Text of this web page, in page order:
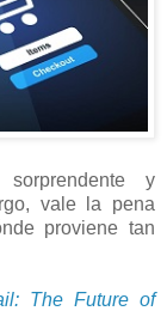
y
vale la pena
proviene tan
The Future of